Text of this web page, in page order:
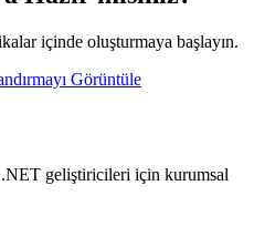
içinde oluşturmaya başlayın.
Görüntüle
geliştiricileri için kurumsal